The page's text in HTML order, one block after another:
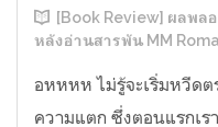
[Book Review] ผลพล
หลังอ่านสารพัน MM
อหหหห ไม่รู้จะเริ่มหวีด
ความแตก ซึ่งตอนแรกเ